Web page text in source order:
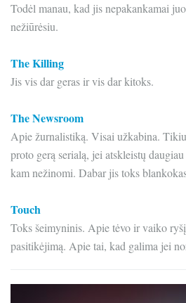
Todėl manau, kad jis nepakankamai
nežiūrėsiu.
The Killing
Jis vis dar geras ir vis dar kitoks.
The Newsroom
Apie žurnalistiką. Visai užkabina.
proto gerą serialą, jei atskleistų
kam nežinomi. Dabar jis toks
Touch
Toks šeimyninis. Apie tėvo ir vaiko
pasitikėjimą. Apie tai, kad galima jei